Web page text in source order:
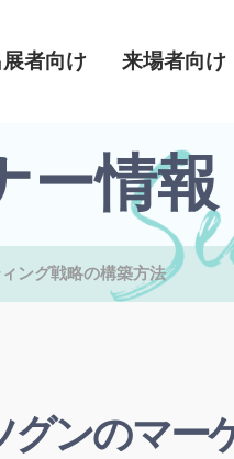
者向け 来場者向け
ー情報
ング戦略の構築方法
ンのマー